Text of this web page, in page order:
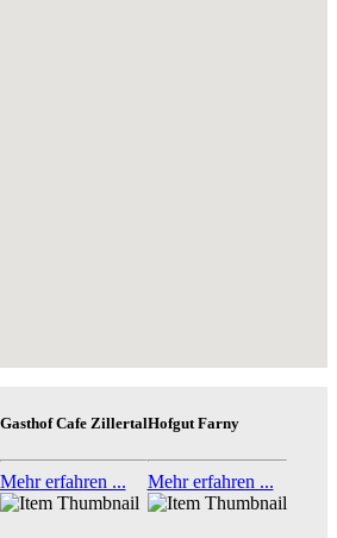
Gasthof Cafe Zillertal
Mehr erfahren ...
Hofgut Farny
Mehr erfahren ...